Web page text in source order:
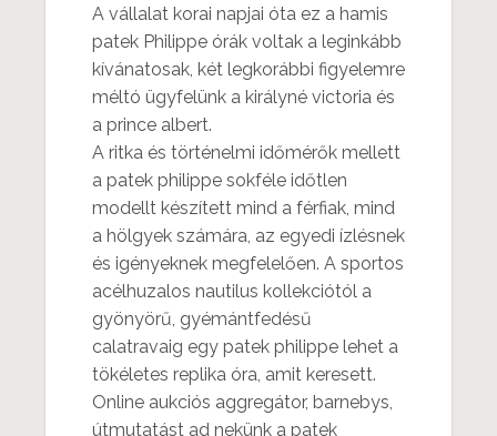
A vállalat korai napjai óta ez a hamis
patek Philippe órák voltak a leginkább
kívánatosak, két legkorábbi figyelemre
méltó ügyfelünk a királyné victoria és
a prince albert.
A ritka és történelmi időmérők mellett
a patek philippe sokféle időtlen
modellt készített mind a férfiak, mind
a hölgyek számára, az egyedi ízlésnek
és igényeknek megfelelően. A sportos
acélhuzalos nautilus kollekciótól a
gyönyörű, gyémántfedésű
calatravaig egy patek philippe lehet a
tökéletes replika óra, amit keresett.
Online aukciós aggregátor, barnebys,
útmutatást ad nekünk a patek